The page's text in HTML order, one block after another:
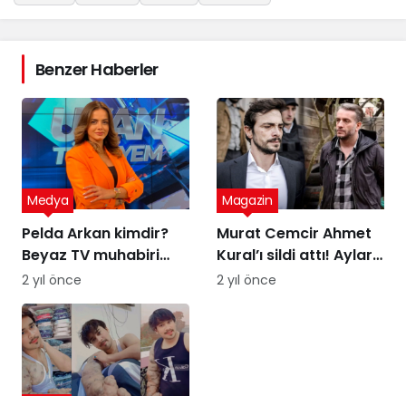
Benzer Haberler
Pelda Arkan kimdir?
Beyaz TV muhabiri
Pelda Arkan kaç
yaşında, nereli?
Medya
2 yıl önce
Murat Cemcir Ahmet
Kural’ı sildi attı! Aylar
sonra samimi
Magazin
2 yıl önce